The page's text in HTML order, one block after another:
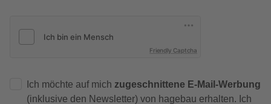
Friendly Captcha
Ich möchte auf mich zugeschnittene E-Mail-Werbung
(inklusive den Newsletter) von hagebau erhalten. Ich